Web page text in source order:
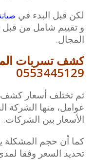
لكن قبل البدء في
و تقييم شامل من قبل
المجال.
كشف تسربات
0553445129
ثم تختلف أسعار كشف
عوامل، منها الشركة
الأسعار بين الشركات.
كما أن حجم المشكلة
تحديد السعر وفقا